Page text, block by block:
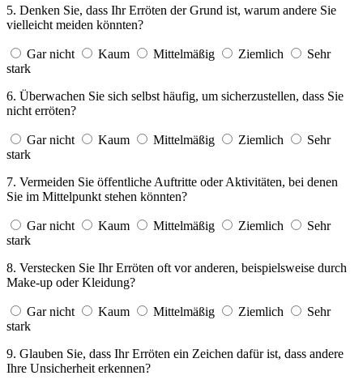
6. Überwachen Sie sich selbst häufig, um sicherzustellen, dass Sie
nicht erröten?
Gar nicht Kaum Mittelmäßig Ziemlich
Sehr
stark
7. Vermeiden Sie öffentliche Auftritte oder Aktivitäten, bei denen
Sie im Mittelpunkt stehen könnten?
Gar nicht Kaum Mittelmäßig Ziemlich
Sehr
stark
8. Verstecken Sie Ihr Erröten oft vor anderen, beispielsweise durch
Make-up oder Kleidung?
Gar nicht Kaum Mittelmäßig Ziemlich
Sehr
stark
9. Glauben Sie, dass Ihr Erröten ein Zeichen dafür ist, dass andere
Ihre Unsicherheit erkennen?
Gar nicht Kaum Mittelmäßig Ziemlich
Sehr
stark
10. Haben Sie das Gefühl, dass Ihr Erröten Sie daran hindert, Ihre
Wünsche oder Meinungen offen auszudrücken?